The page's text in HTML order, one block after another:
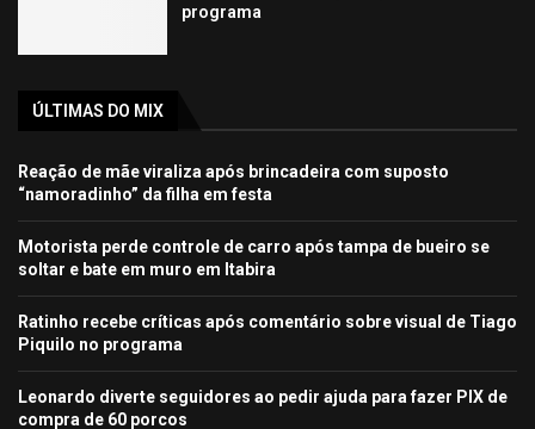
programa
ÚLTIMAS DO MIX
Reação de mãe viraliza após brincadeira com suposto
“namoradinho” da filha em festa
Motorista perde controle de carro após tampa de bueiro se
soltar e bate em muro em Itabira
Ratinho recebe críticas após comentário sobre visual de Tiago
Piquilo no programa
Leonardo diverte seguidores ao pedir ajuda para fazer PIX de
compra de 60 porcos